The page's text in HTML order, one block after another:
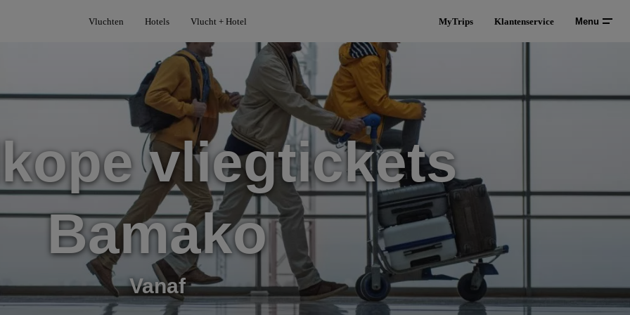
Vluchten Hotels Vlucht + Hotel MyTrips Klantenservice Menu
vliegtickets
Bamako
Vanaf